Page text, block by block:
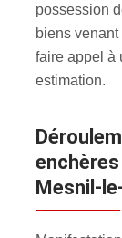
possession
biens
faire appel à
estimation.
Déroulement d'une ventes aux
Mesnil-